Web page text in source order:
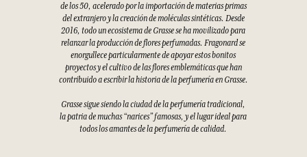
de los 50, acelerado por la importación de materias primas
del extranjero y la creación de moléculas sintéticas. Desde
2016, todo un ecosistema de Grasse se ha movilizado para
relanzar la producción de flores perfumadas. Fragonard se
enorgullece particularmente de apoyar estos bonitos
proyectos y el cultivo de las flores emblemáticas que han
contribuido a escribir la historia de la perfumería en Grasse.
Grasse sigue siendo la ciudad de la perfumería tradicional,
la patria de muchas “narices” famosas, y el lugar ideal para
todos los amantes de la perfumería de calidad.